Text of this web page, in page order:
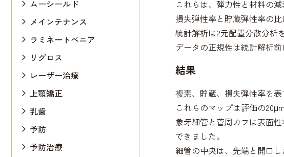
これらは、弾力性と材料の
損失弾性率と貯蔵弾性率の
統計解析は2元配置分散分析
データの正規性は統計解析前
結果
複素、貯蔵、損失弾性率を
これらのマップは評価の
象牙細管と菅周カフは表面
できました。
細管の中央は、先端と開口
ムーシールド
メインテナンス
ラミネートべニア
リグロス
レーザー治療
上顎矯正
乳歯
予防
予防治療